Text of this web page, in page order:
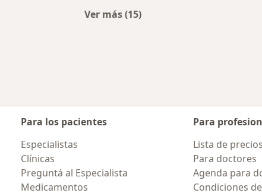
Ver más (15)
Más en esta categoría:
Para los pacientes
Especialistas
Clínicas
Preguntá al Especialista
Medicamentos
Para
Lista de precios
Para doctores
Agenda para
Condiciones